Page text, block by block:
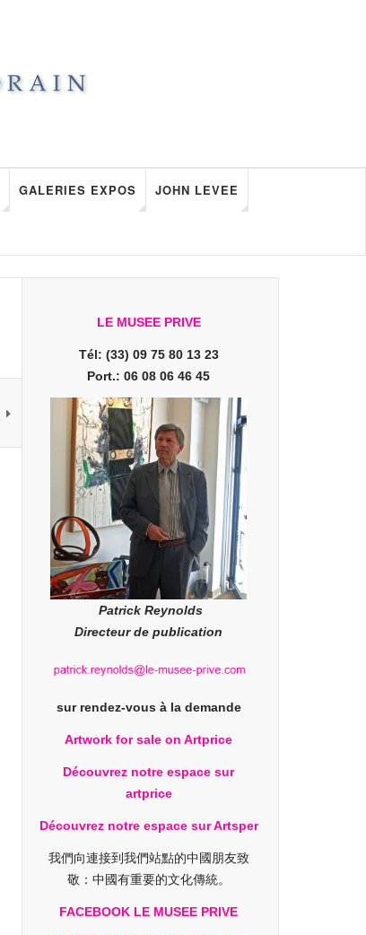
GALERIES EXPOS JOHN LEVEE
LE MUSEE PRIVE
Tél: (33) 09 75 80 13 23
Port.: 06 08 06 46 45
Patrick Reynolds
Directeur de publication
sur rendez-vous à la demande
Artwork for sale on Artprice
Découvrez notre espace sur
artprice
Découvrez notre espace sur Artsper
我們向連接到我們站點的中國朋友致
敬：中國有重要的文化傳統。
FACEBOOK LE MUSEE PRIVE